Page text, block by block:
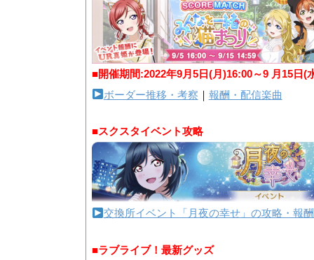
■開催期間:2022年9月5日(月)16:00～9 月15日(
ボーダー推移・考察 ｜ 報酬・配信楽曲
■スクスタイベント攻略
交換所イベント「月夜の幸せ」の攻略・報
■ラブライブ！最新グッズ